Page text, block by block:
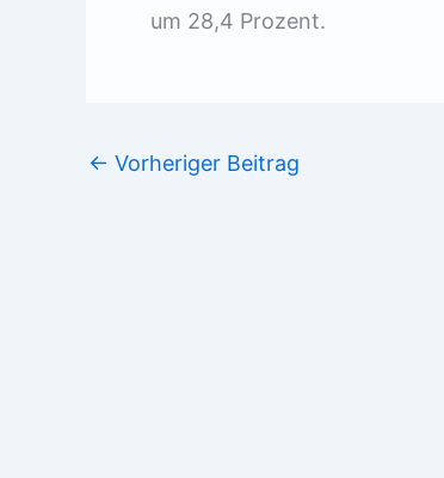
um 28,4 Prozent.
← Vorheriger Beitrag